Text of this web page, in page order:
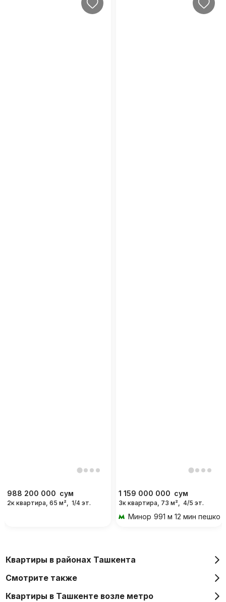
988 200 000 сум
2к квартира, 65 м², 1/4 эт.
1 159 000 000 сум
3к квартира, 73 м², 4/5 эт.
Минор 991 м 12 мин пешком
Квартиры в районах Ташкента
Смотрите также
Квартиры в Ташкенте возле метро